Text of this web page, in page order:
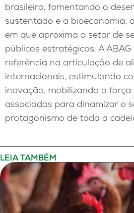
brasileiro, fomentando o
sustentado e a bioeconomia,
em que aproxima o setor de
públicos estratégicos. A
referência na articulação de
internacionais, estimulando
inovação, mobilizando a
associadas para dinamizar o
protagonismo de toda a
LEIA TAMBÉM